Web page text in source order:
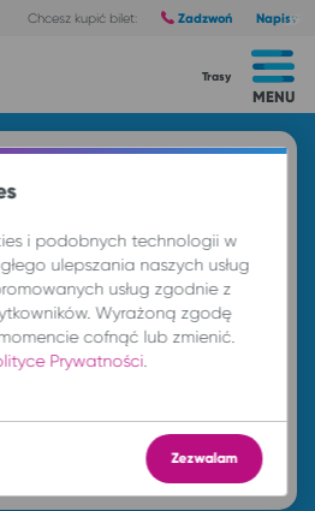
Chcesz kupić bilet: Zadzwoń Napisz
MENU
Trasy
Znajdź przejazd
i podobnych technologii w
ulepszania naszych usług
usług zgodnie z
Wyrażoną zgodę
cofnąć lub zmienić.
Prywatności
Zezwalam